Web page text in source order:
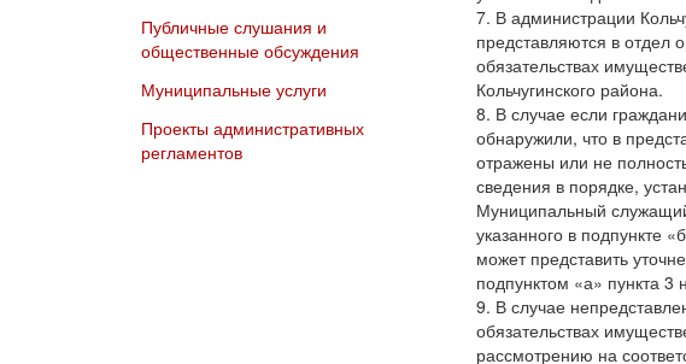
7. В администрации
представляются в отдел
обязательствах
Кольчугинского района.
8. В случае если
обнаружили, что в
отражены или не
сведения в порядке,
Муниципальный
указанного в подпункте
может представить
подпунктом «а» пункта
9. В случае
обязательствах
рассмотрению на
Публичные слушания и
общественные обсуждения
Муниципальные услуги
Проекты административных
регламентов